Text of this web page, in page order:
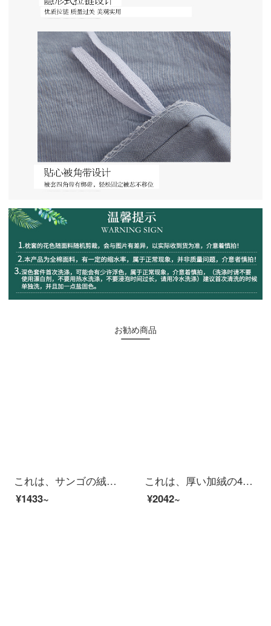
お勧め商品
これは、サンゴの絨毯の4点セットの研磨布団カバーが厚い保温シーツフランネルの寝具綿加絨布団カバーが冬季1.2メートルの3点セット1.8メートルのベッド笠4点セットのグリーンブール1.8メートルのベッド/シーツの4点セット【布団カバー200*230 CM】
¥1433~
これは、厚い加絨の4点セットの高重量レースのミルキーの冬のシーツにサンゴの絨毯の寝具をセットしたフランネルの少女風セットの1.5/1.8メートルダブルベッドの多彩な格-ピンクの2.0メートルベッド/シーツの4点セット/布団カバーの220*240 cm
¥2042~